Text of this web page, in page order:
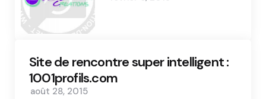
Site de rencontre super intelligent :
1001profils.com
août 28, 2015